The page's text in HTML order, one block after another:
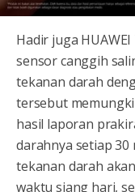
Hadir juga
sensor canggih
tekanan darah
tersebut
hasil laporan
darahnya setiap 30
tekanan darah
waktu siang hari,